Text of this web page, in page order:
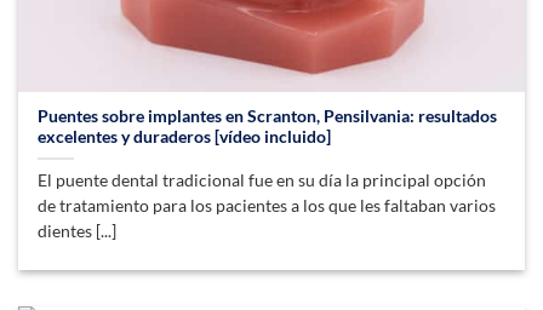
Puentes sobre implantes en Scranton, Pensilvania: resultados
excelentes y duraderos [vídeo incluido]
El puente dental tradicional fue en su día la principal opción
de tratamiento para los pacientes a los que les faltaban varios
dientes [...]